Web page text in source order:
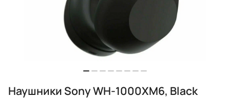
Наушники Sony WH-1000XM6, Black